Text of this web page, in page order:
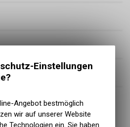
Einstellungen
Angebot bestmöglich
wir auf unserer Website
Technologien ein. Sie haben